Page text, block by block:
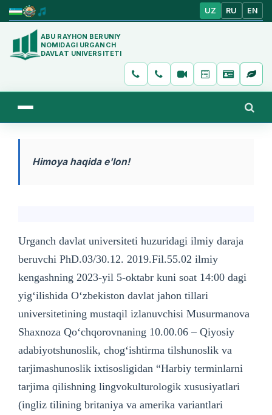
UZ RU EN
ABU RAYHON BERUNIY
NOMIDAGI URGANCH
DAVLAT UNIVERSITETI
Himoya haqida e'lon!
Urganch davlat universiteti huzuridagi ilmiy daraja
beruvchi PhD.03/30.12. 2019.Fil.55.02 ilmiy
kengashning 2023-yil 5-oktabr kuni soat 14:00 dagi
yig‘ilishida O‘zbekiston davlat jahon tillari
universitetining mustaqil izlanuvchisi Musurmanova
Shaxnoza Qo‘chqorovnaning 10.00.06 – Qiyosiy
adabiyotshunoslik, chogʻishtirma tilshunoslik va
tarjimashunoslik ixtisosligidan “Harbiy terminlarni
tarjima qilishning lingvokulturologik xususiyatlari
(ingliz tilining britaniya va amerika variantlari